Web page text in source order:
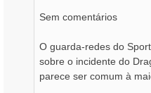
Sem comentários
O guarda-redes do
sobre o incidente do
parece ser comum à